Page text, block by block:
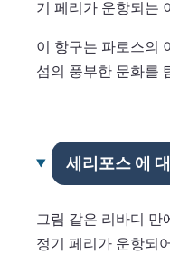
기 페리가 운항되는
이 항구는 파로스의
섬의 풍부한 문화를
세리포스 에
그림 같은 리바디
정기 페리가 운항되